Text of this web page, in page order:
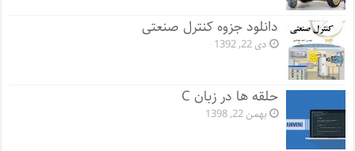
دانلود جزوه کنترل صنعتی
دی 22, 1392
حلقه ها در زبان C
بهمن 22, 1398